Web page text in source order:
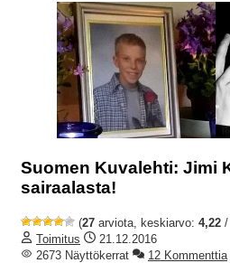
Suomen Kuvalehti: Jimi
sairaalasta!
(27 arviota, keskiarvo: 4,22 /
Toimitus
21.12.2016
2673 Näyttökerrat
12 Kommenttia